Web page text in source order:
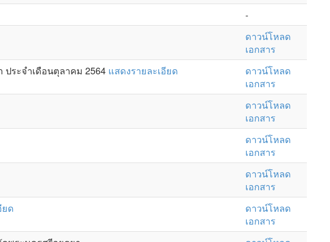
-
ดาวน์โหลด
เอกสาร
ระจำเดือนตุลาคม 2564 แสดงรายละเอียด
ดาวน์โหลด
เอกสาร
ดาวน์โหลด
เอกสาร
ดาวน์โหลด
เอกสาร
ดาวน์โหลด
เอกสาร
ยด
ดาวน์โหลด
เอกสาร